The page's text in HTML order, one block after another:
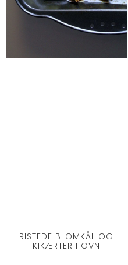
RISTEDE BLOMKÅL OG
KIKÆRTER I OVN